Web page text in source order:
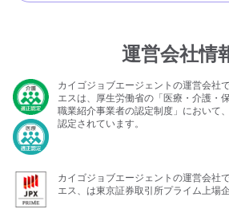
運営会社情
カイゴジョブエージェントの運営会社
エスは、厚生労働省の「医療・介護・
職業紹介事業者の認定制度」において
認定されています。
カイゴジョブエージェントの運営会社
エス、は東京証券取引所プライム上場企